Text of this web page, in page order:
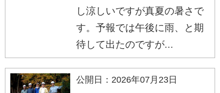
し涼しいですが真夏の暑さで
す。予報では午後に雨、と期
待して出たのですが...
公開日：2026年07月23日